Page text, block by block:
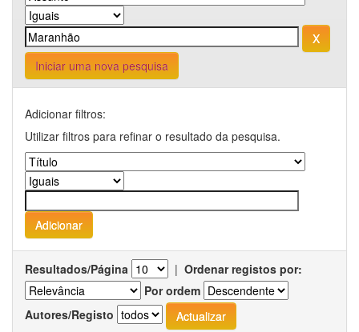
Iniciar uma nova pesquisa
Adicionar filtros:
Utilizar filtros para refinar o resultado da pesquisa.
Resultados/Página | Ordenar registos por:
Por ordem
Autores/Registo